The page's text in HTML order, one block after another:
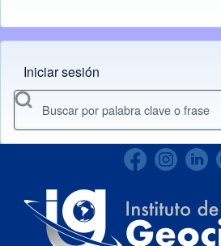
Menu do usuário
Iniciar sesión
Buscar